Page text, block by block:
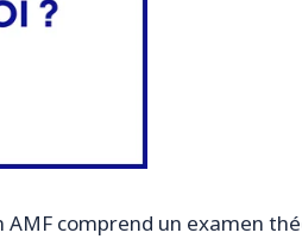
comprend un examen